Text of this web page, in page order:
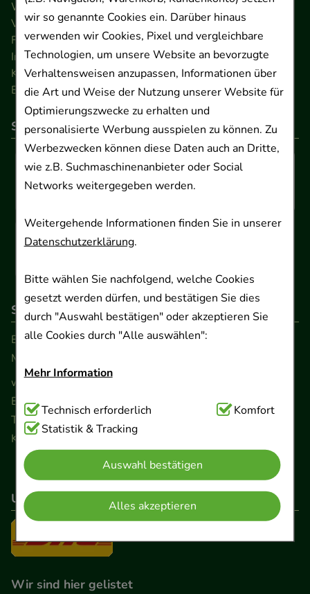
wir so genannte Cookies ein. Darüber hinaus
verwenden wir Cookies, Pixel und vergleichbare
Technologien, um unsere Website an bevorzugte
Verhaltensweisen anzupassen, Informationen über
die Art und Weise der Nutzung unserer Website für
Optimierungszwecke zu erhalten und
personalisierte Werbung ausspielen zu können. Zu
Werbezwecken können diese Daten auch an Dritte,
wie z.B. Suchmaschinenanbieter oder Social
Networks weitergegeben werden.
Weitergehende Informationen finden Sie in unserer
Datenschutzerklärung.
Bitte wählen Sie nachfolgend, welche Cookies
gesetzt werden dürfen, und bestätigen Sie dies
durch "Auswahl bestätigen" oder akzeptieren Sie
alle Cookies durch "Alle auswählen":
Mehr Information
Technisch Notwendig:Hierbei handelt es sich um
Cookies, die für die Grundfunktionen unserer
Website notwendig sind (z.B. Navigation,
Warenkorb, Kundenkonto), weshalb auf diese nicht
verzichtet werden kann.
Komfort:Diese Cookies werden genutzt um das
Einkaufserlebnis noch ansprechender zu gestalten,
beispielsweise für die Wiedererkennung des
Besuchers oder unsere Seite an bevorzugte
Technisch erforderlich
Komfort
Statistik & Tracking
Auswahl bestätigen
Alles akzeptieren
Widerrufsrecht
Versandkosten
FAQ
Impressum
Kontakt
Barrierefreiheitserklärung
So können Sie bezahlen
So erreichen Sie uns
Beratung und Kundenservice:
Montag - Freitag von 9.00 bis 17.00 Uhr
www.ApoSalis.de· E-Mail:
Ernst-August-Platz 2 · 30159 Hannover
Telefon 0511 89 71 80 0 · Fax 0511 89 71 80 11
Kontaktformular
Unser Versanddienstleister
Wir sind hier gelistet